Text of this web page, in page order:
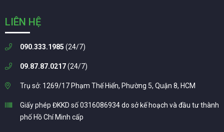
LIÊN HỆ
090.333.1985 (24/7)
09.87.87.0217(24/7)
Trụ sở: 1269/17 Phạm Thế Hiển, Phường 5, Quận 8, HCM
Giấy phép ĐKKD số 0316086934 do sở kế hoạch và đầu tư thành
phố Hồ Chí Minh cấp